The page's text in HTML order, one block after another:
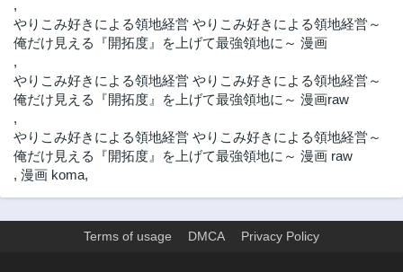
,
やりこみ好きによる領地経営 やりこみ好きによる領地経営～
俺だけ見える『開拓度』を上げて最強領地に～ 漫画
,
やりこみ好きによる領地経営 やりこみ好きによる領地経営～
俺だけ見える『開拓度』を上げて最強領地に～ 漫画raw
,
やりこみ好きによる領地経営 やりこみ好きによる領地経営～
俺だけ見える『開拓度』を上げて最強領地に～ 漫画 raw
, 漫画 koma,
Terms of usage DMCA Privacy Policy